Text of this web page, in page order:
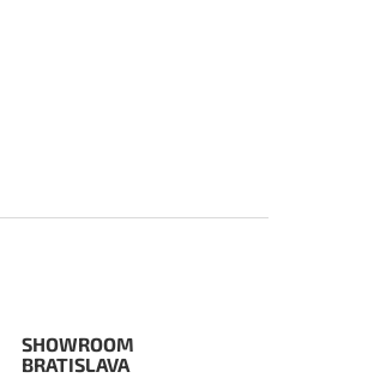
SHOWROOM
BRATISLAVA